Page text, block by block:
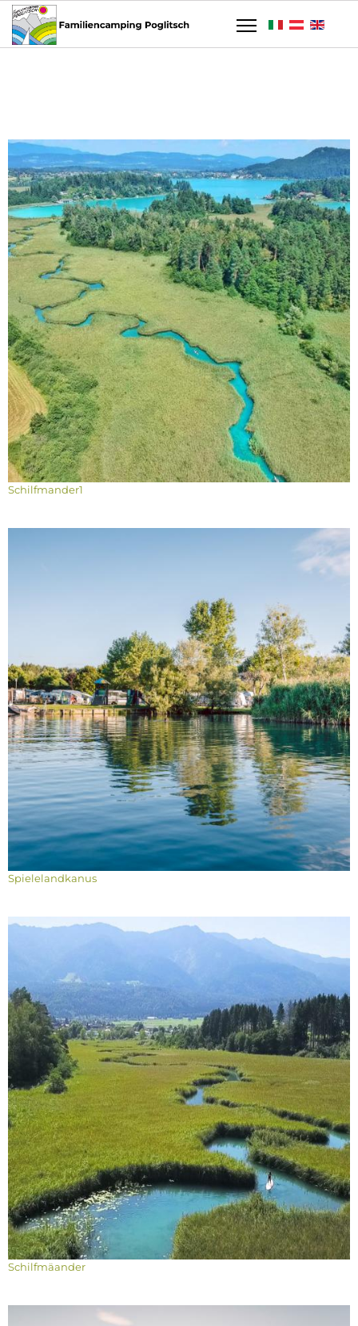
Schilfmander1
Spielelandkanus
Schilfmäander